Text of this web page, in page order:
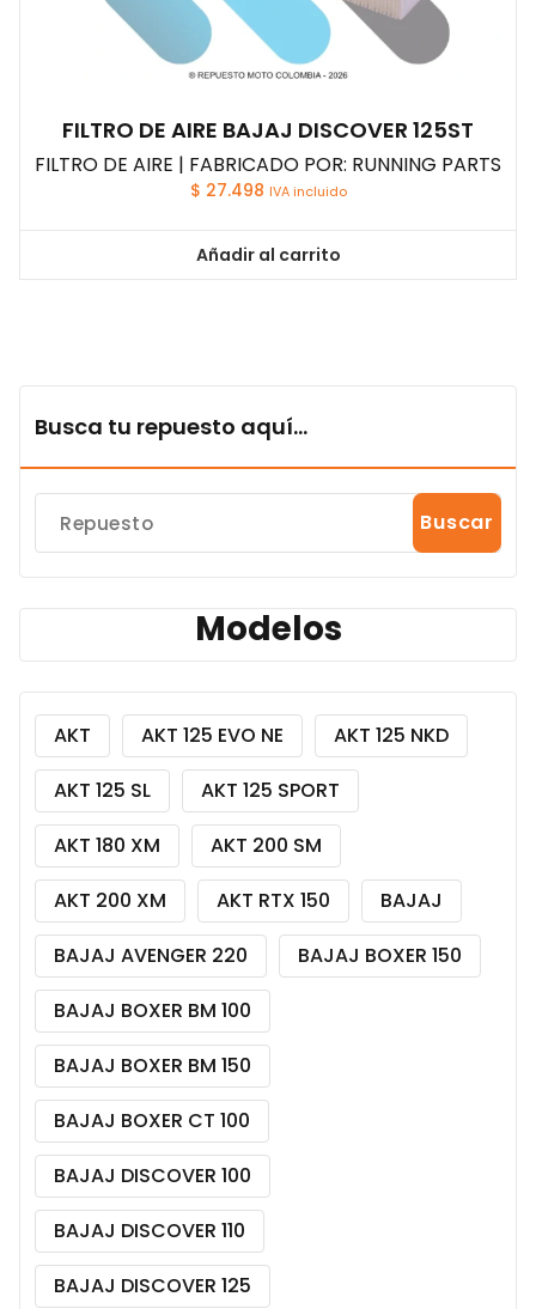
FILTRO DE AIRE BAJAJ DISCOVER 125ST
FILTRO DE AIRE | FABRICADO POR: RUNNING PARTS
$ 27.498 IVA incluido
Añadir al carrito
Busca tu repuesto aquí...
Buscar
Modelos
AKT AKT 125 EVO NE
AKT 125 NKD
AKT 125 SL
AKT 125 SPORT
AKT 180 XM
AKT 200 SM
AKT 200 XM
AKT RTX 150
BAJAJ
BAJAJ AVENGER 220
BAJAJ BOXER 150
BAJAJ BOXER BM 100
BAJAJ BOXER BM 150
BAJAJ BOXER CT 100
BAJAJ DISCOVER 100
BAJAJ DISCOVER 110
BAJAJ DISCOVER 125